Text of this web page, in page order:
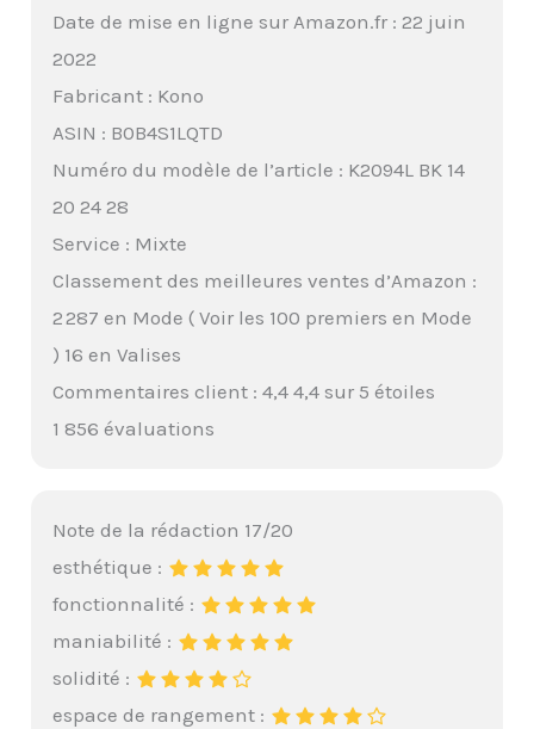
Date de mise en ligne sur Amazon.fr : 22 juin
2022
Fabricant : Kono
ASIN : B0B4S1LQTD
Numéro du modèle de l’article : K2094L BK 14
20 24 28
Service : Mixte
Classement des meilleures ventes d’Amazon :
2 287 en Mode ( Voir les 100 premiers en Mode
) 16 en Valises
Commentaires client : 4,4 4,4 sur 5 étoiles
1 856 évaluations
Note de la rédaction 17/20
esthétique :
fonctionnalité :
maniabilité :
solidité :
espace de rangement :